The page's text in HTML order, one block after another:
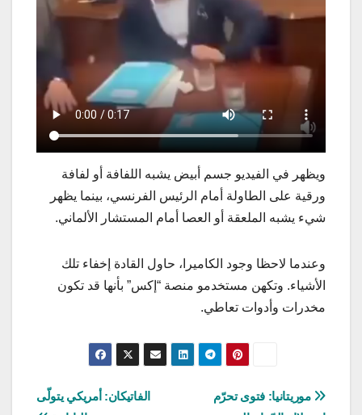
ويظهر في الفيديو جسم أبيض يشبه اللفافة أو لفافة
ورقية على الطاولة أمام الرئيس الفرنسي، بينما يظهر
شيء يشبه الملعقة أو العصا أمام المستشار الألماني.
وعندما لاحظا وجود الكاميرا، حاول القادة إخفاء تلك
الأشياء. وتكهن مستخدمو منصة “إكس” بأنها قد تكون
مخدرات وأدوات تعاطي.
تصفّح
الفاتيكان: أمريكي يتولّى
موريتانيا: فتوى تحرّم